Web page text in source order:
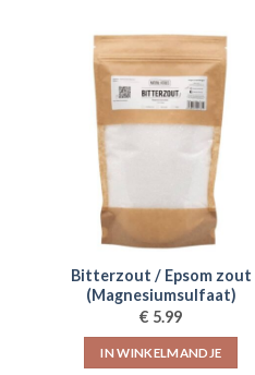
Bitterzout / Epsom zout
(Magnesiumsulfaat)
€ 5.99
IN WINKELMANDJE